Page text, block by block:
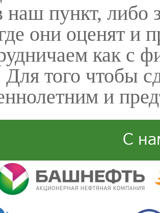
наш пункт, либо
они оценят и
как с
того чтобы
и
С